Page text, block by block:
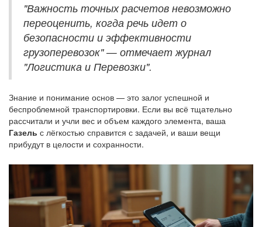
"Важность точных расчетов невозможно
переоценить, когда речь идет о
безопасности и эффективности
грузоперевозок" — отмечает журнал
"Логистика и Перевозки".
Знание и понимание основ — это залог успешной и
беспроблемной транспортировки. Если вы всё тщательно
рассчитали и учли вес и объем каждого элемента, ваша
Газель с лёгкостью справится с задачей, и ваши вещи
прибудут в целости и сохранности.